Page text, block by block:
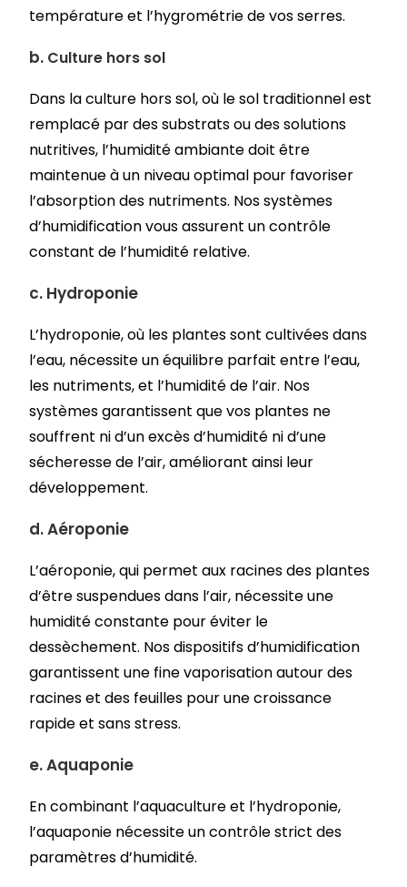
température et l’hygrométrie de vos serres.
b. Culture hors sol
Dans la culture hors sol, où le sol traditionnel est
remplacé par des substrats ou des solutions
nutritives, l’humidité ambiante doit être
maintenue à un niveau optimal pour favoriser
l’absorption des nutriments. Nos systèmes
d’humidification vous assurent un contrôle
constant de l’humidité relative.
c. Hydroponie
L’hydroponie, où les plantes sont cultivées dans
l’eau, nécessite un équilibre parfait entre l’eau,
les nutriments, et l’humidité de l’air. Nos
systèmes garantissent que vos plantes ne
souffrent ni d’un excès d’humidité ni d’une
sécheresse de l’air, améliorant ainsi leur
développement.
d.Aéroponie
L’aéroponie, qui permet aux racines des plantes
d’être suspendues dans l’air, nécessite une
humidité constante pour éviter le
dessèchement. Nos dispositifs d’humidification
garantissent une fine vaporisation autour des
racines et des feuilles pour une croissance
rapide et sans stress.
e. Aquaponie
En combinant l’aquaculture et l’hydroponie,
l’aquaponie nécessite un contrôle strict des
paramètres d’humidité.